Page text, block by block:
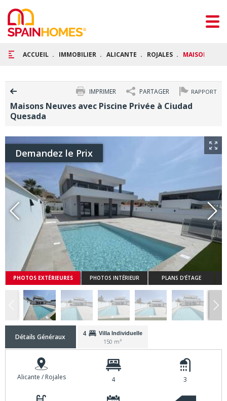
ACCUEIL IMMOBILIER ALICANTE ROJALES MAISONS
RAPPORT
PARTAGER
IMPRIMER
Maisons Neuves avec Piscine Privée à Ciudad
Quesada
Demandez le Prix
PHOTOS EXTÉRIEURES PHOTOS INTÉRIEUR PLANS D'ÉTAGE
Détails Généraux 4 Villa Individuelle
150 m²
Alicante / Rojales 4 3